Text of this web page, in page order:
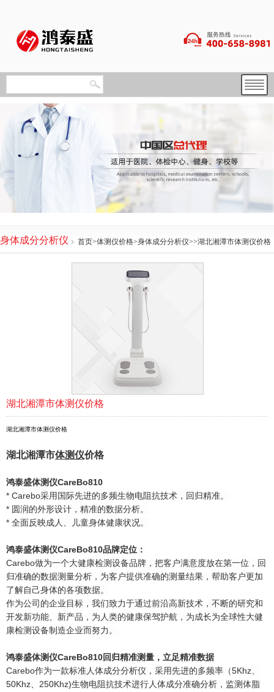
身体成分分析仪 首页>体测仪价格>身体成分分析仪>>湖北湘潭市体测仪价格
湖北湘潭市体测仪价格
湖北湘潭市体测仪价格
湖北湘潭市体测仪价格
鸿泰盛体测仪CareBo810
* Carebo采用国际先进的多频生物电阻抗技术，回归精准。
* 圆润的外形设计，精准的数据分析。
* 全面反映成人、儿童身体健康状况。
鸿泰盛体测仪CareBo810品牌定位：
Carebo做为一个大健康检测设备品牌，把客户满意度放在第一位，回
归准确的数据测量分析，为客户提供准确的测量结果，帮助客户更加
了解自己身体的各项数据。
作为公司的企业目标，我们致力于通过前沿高新技术，不断的研究和
开发新功能、新产品，为人类的健康保驾护航，为成长为全球性大健
康检测设备制造企业而努力。
鸿泰盛体测仪CareBo810回归精准测量，立足精准数据
Carebo作为一款标准人体成分分析仪 ，采用先进的多频率（5Khz、
50Khz、250Khz)生物电阻抗技术进行人体成分准确分析，监测体脂